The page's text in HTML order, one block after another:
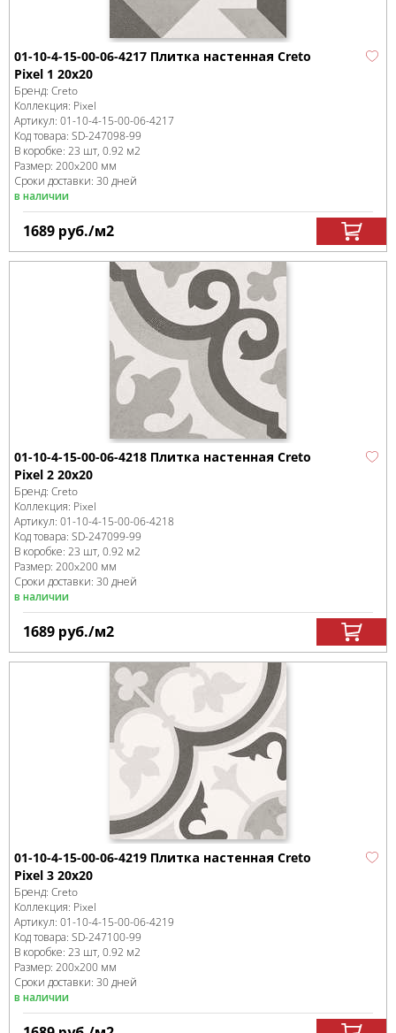
01-10-4-15-00-06-4217 Плитка настенная Creto
Pixel 1 20х20
Бренд: Creto
Коллекция: Pixel
Артикул: 01-10-4-15-00-06-4217
Код товара: SD-247098-99
В коробке: 23 шт, 0.92 м2
Размер: 200x200 мм
Сроки доставки: 30 дней
в наличии
1689 руб./м2
01-10-4-15-00-06-4218 Плитка настенная Creto
Pixel 2 20х20
Бренд: Creto
Коллекция: Pixel
Артикул: 01-10-4-15-00-06-4218
Код товара: SD-247099-99
В коробке: 23 шт, 0.92 м2
Размер: 200x200 мм
Сроки доставки: 30 дней
в наличии
1689 руб./м2
01-10-4-15-00-06-4219 Плитка настенная Creto
Pixel 3 20х20
Бренд: Creto
Коллекция: Pixel
Артикул: 01-10-4-15-00-06-4219
Код товара: SD-247100-99
В коробке: 23 шт, 0.92 м2
Размер: 200x200 мм
Сроки доставки: 30 дней
в наличии